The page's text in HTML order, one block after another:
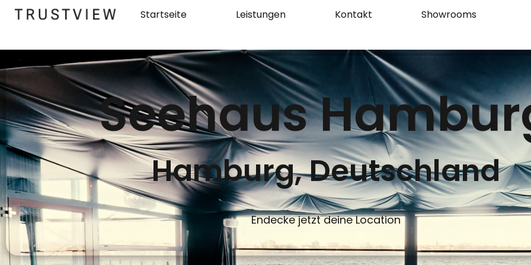
Startseite Leistungen Kontakt Showrooms
Seehaus
Hamburg, Deutschland
Endecke jetzt deine Location